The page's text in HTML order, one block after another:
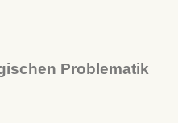
Problematik